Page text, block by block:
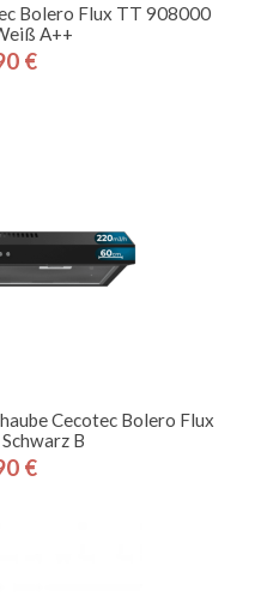
Bolero Flux TT 908000
A++
€
Cecotec Bolero Flux
B
€